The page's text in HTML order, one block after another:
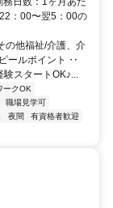
：00〜翌5：00の
の他福祉/介護、介
ールポイント ‥
スタートOK♪...
ークOK
職場見学可
夜間
有資格者歓迎